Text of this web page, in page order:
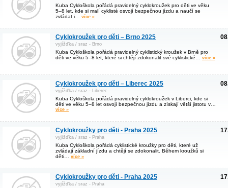
Kuba Cykloškola pořádá pravidelný cyklokroužek pro děti ve věku
5–8 let, kde si malí cyklisté osvojí bezpečnou jízdu a naučí se
zvládat i… více »
Cyklokroužek pro děti – Brno 2025
vyjížďka / sraz - Brno
Kuba Cykloškola pořádá pravidelný cyklistický kroužek v Brně pro
děti ve věku 5–8 let, které si chtějí zdokonalit své cyklistické… více »
Cyklokroužek pro děti – Liberec 2025
vyjížďka / sraz - Liberec
Kuba Cykloškola pořádá pravidelný cyklokroužek v Liberci, kde si
děti ve věku 5–8 let osvojí bezpečnou jízdu a získají větší jistotu v…
více »
Cyklokroužky pro děti - Praha 2025
vyjížďka / sraz - Praha
Kuba Cykloškola pořádá cyklistické kroužky pro děti, které už
zvládají základní jízdu a chtějí se zdokonalit. Během kroužků si
děti… více »
Cyklokroužky pro děti - Praha 2025
vyjížďka / sraz - Praha